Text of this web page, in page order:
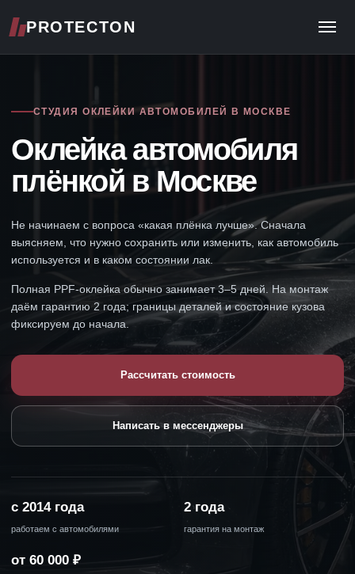
PROTECTON
СТУДИЯ ОКЛЕЙКИ АВТОМОБИЛЕЙ В МОСКВЕ
Оклейка автомобиля
плёнкой в Москве
Не начинаем с вопроса «какая плёнка лучше». Сначала
выясняем, что нужно сохранить или изменить, как автомобиль
используется и в каком состоянии лак.
Полная PPF-оклейка обычно занимает 3–5 дней. На монтаж
даём гарантию 2 года; границы деталей и состояние кузова
фиксируем до начала.
Рассчитать стоимость
Написать в мессенджеры
с 2014 года
работаем с автомобилями
2 года
гарантия на монтаж
от 60 000 ₽